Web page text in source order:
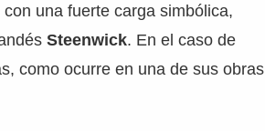
una fuerte carga simbólica,
Steenwick. En el caso de
como ocurre en una de sus obras